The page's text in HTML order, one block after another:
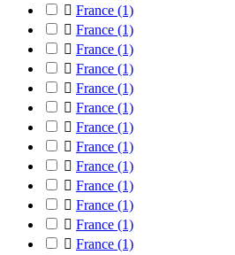
 France (1)
 France (1)
 France (1)
 France (1)
 France (1)
 France (1)
 France (1)
 France (1)
 France (1)
 France (1)
 France (1)
 France (1)
 France (1)